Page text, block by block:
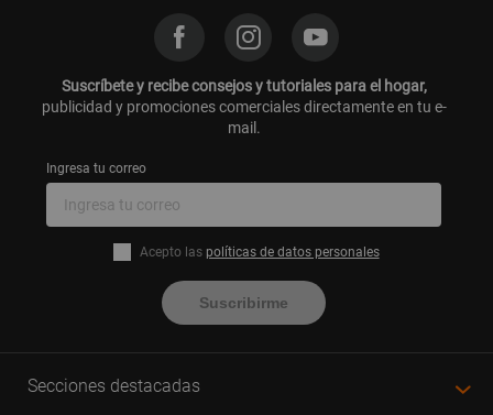
Suscríbete y recibe consejos y tutoriales para el hogar,
publicidad y promociones comerciales directamente en tu e-
mail.
Ingresa tu correo
Acepto las políticas de datos personales
Suscribirme
Secciones destacadas